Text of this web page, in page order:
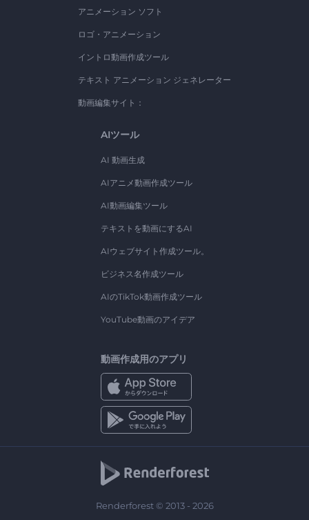
アニメーション ソフト
ロゴ・アニメーション
イントロ動画作成ツール
テキスト アニメーション ジェネレーター
動画編集サイト：
AIツール
AI 動画生成
AIアニメ動画作成ツール
AI動画編集ツール
テキストを動画にするAI
AIウェブサイト作成ツール。
ビジネス名作成ツール
AIのTikTok動画作成ツール
YouTube動画のアイデア
動画作成用のアプリ
Renderforest © 2013 - 2026